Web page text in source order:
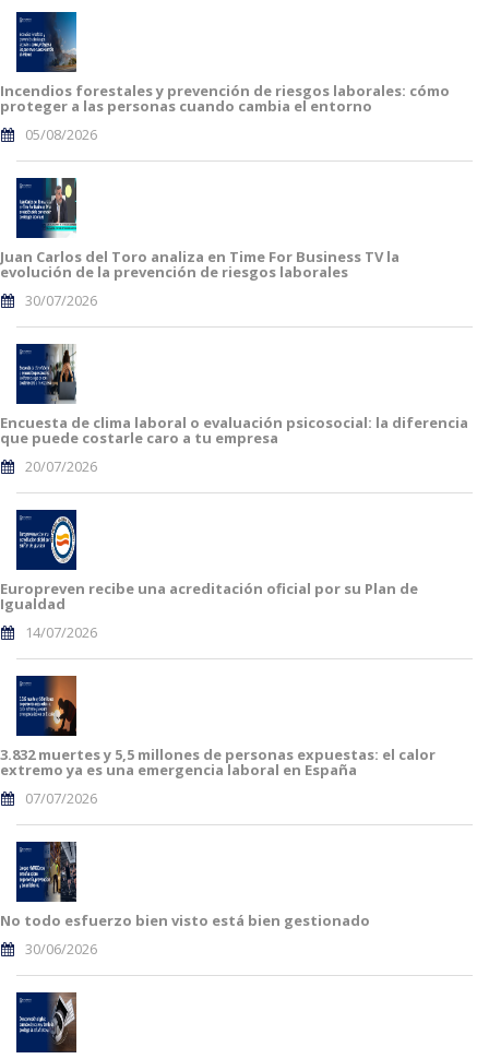
Incendios forestales y prevención de riesgos laborales: cómo
proteger a las personas cuando cambia el entorno
05/08/2026
Juan Carlos del Toro analiza en Time For Business TV la
evolución de la prevención de riesgos laborales
30/07/2026
Encuesta de clima laboral o evaluación psicosocial: la diferencia
que puede costarle caro a tu empresa
20/07/2026
Europreven recibe una acreditación oficial por su Plan de
Igualdad
14/07/2026
3.832 muertes y 5,5 millones de personas expuestas: el calor
extremo ya es una emergencia laboral en España
07/07/2026
No todo esfuerzo bien visto está bien gestionado
30/06/2026